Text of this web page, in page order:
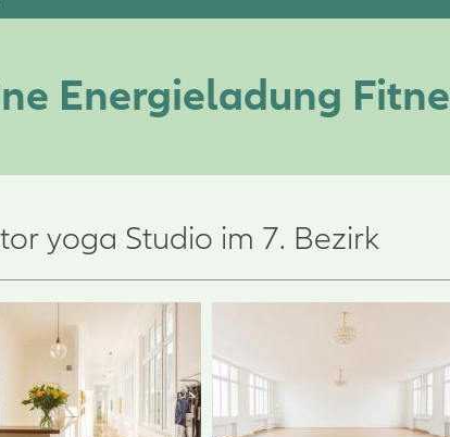
Energieladung
yoga Studio im 7. Bezirk